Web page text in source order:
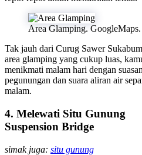
Area Glamping. GoogleMaps.
Tak jauh dari Curug Sawer
area glamping yang cukup luas,
menikmati malam hari dengan
pegunungan dan suara aliran air
malam.
4. Melewati Situ Gunung
Suspension Bridge
simak juga: situ gunung